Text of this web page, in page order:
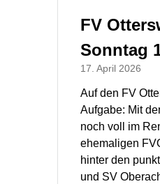
FV
Sonntag
17. April 2026
Auf den FV
Aufgabe: Mit
noch voll im
ehemaligen
hinter den
und SV